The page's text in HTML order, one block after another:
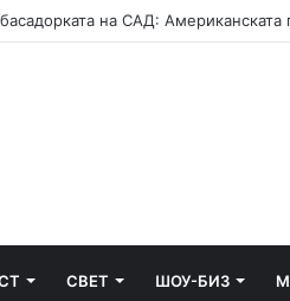
СВЕТ ШОУ-БИЗ